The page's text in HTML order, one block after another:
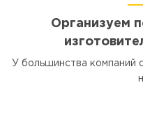
Организуем
У большинства компаний